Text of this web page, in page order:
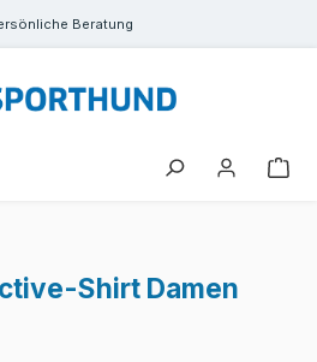
Beratung
Shirt Damen